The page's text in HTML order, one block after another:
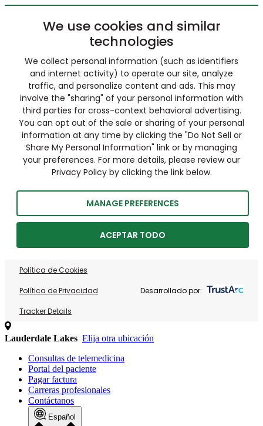
We use cookies and similar
technologies
We collect personal information (such as identifiers
and internet activity) to operate our site, analyze
traffic, and personalize content and ads. This may
involve the "sharing" of your personal information with
third parties for cross-context behavioral advertising.
You can opt out of the sale or sharing of your personal
information at any time by clicking the "Do Not Sell or
Share My Personal Information" link or by managing
your preferences. For more details, please review our
Privacy Policy by clicking the link below.
MANAGE PREFERENCES
ACEPTAR TODO
Política de Cookies
Política de Privacidad
Tracker Details
Desarrollado por:
Lauderdale Lakes Elija otra ubicación
Consultas de telemedicina
Portal del paciente
Pagar factura
Carreras profesionales
Contáctanos
Español